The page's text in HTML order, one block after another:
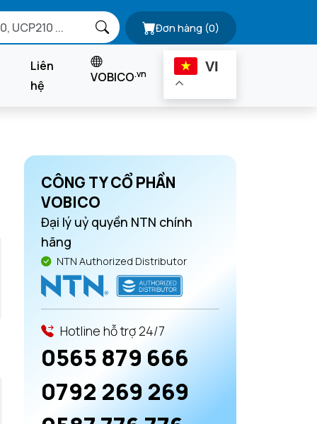
Đơn hàng (0)
Liên
hệ
VOBICO.vn VI
CÔNG TY CỔ PHẦN
VOBICO
Đại lý uỷ quyền NTN chính
hãng
NTN Authorized Distributor
Hotline hỗ trợ 24/7
0565 879 666
0792 269 269